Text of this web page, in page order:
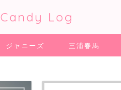
Candy Log
ジャニーズ 三浦春馬